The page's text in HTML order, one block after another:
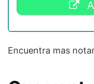
Encuentra mas